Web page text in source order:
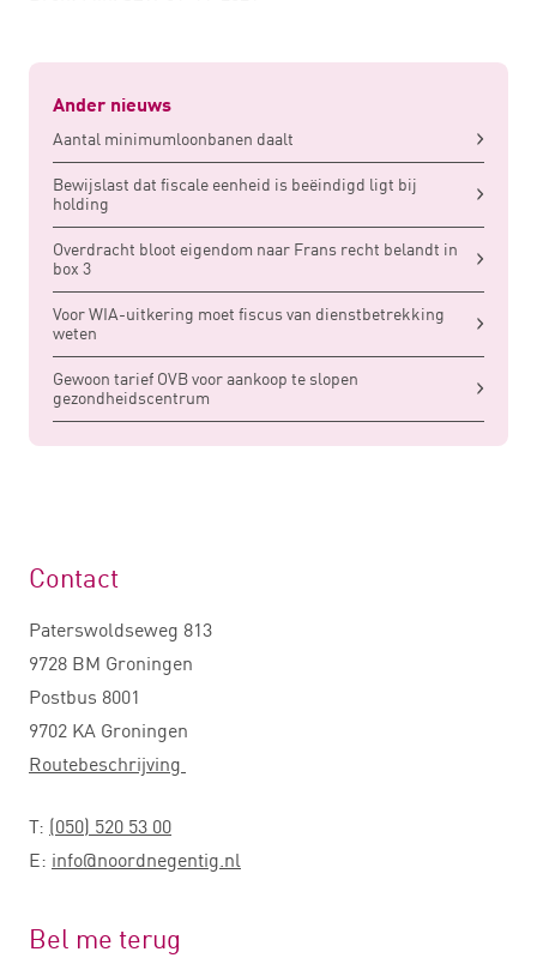
Ander nieuws
Aantal minimumloonbanen daalt
Bewijslast dat fiscale eenheid is beëindigd ligt bij
holding
Overdracht bloot eigendom naar Frans recht belandt in
box 3
Voor WIA-uitkering moet fiscus van dienstbetrekking
weten
Gewoon tarief OVB voor aankoop te slopen
gezondheidscentrum
Contact
Paterswoldseweg 813
9728 BM Groningen
Postbus 8001
9702 KA Groningen
Routebeschrijving
T: (050) 520 53 00
E: info@noordnegentig.nl
Bel me terug